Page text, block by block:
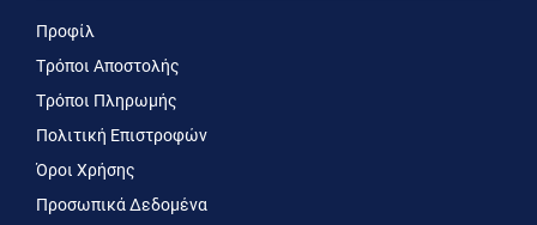
Προφίλ
Τρόποι Αποστολής
Τρόποι Πληρωμής
Πολιτική Επιστροφών
Όροι Χρήσης
Προσωπικά Δεδομένα